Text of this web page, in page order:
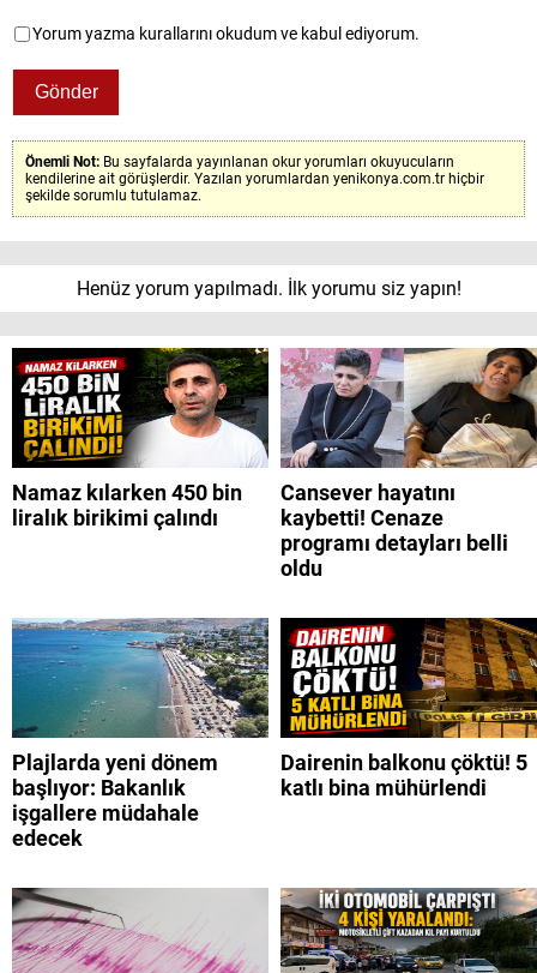
Yorum yazma kurallarını okudum ve kabul ediyorum.
Önemli Not: Bu sayfalarda yayınlanan okur yorumları okuyucuların
kendilerine ait görüşlerdir. Yazılan yorumlardan yenikonya.com.tr hiçbir
şekilde sorumlu tutulamaz.
Henüz yorum yapılmadı. İlk yorumu siz yapın!
Namaz kılarken 450 bin
liralık birikimi çalındı
Cansever hayatını
kaybetti! Cenaze
programı detayları belli
oldu
Plajlarda yeni dönem
başlıyor: Bakanlık
işgallere müdahale
edecek
Dairenin balkonu çöktü! 5
katlı bina mühürlendi